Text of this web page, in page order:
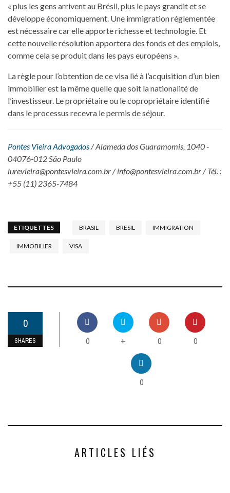
« plus les gens arrivent au Brésil, plus le pays grandit et se
développe économiquement. Une immigration réglementée
est nécessaire car elle apporte richesse et technologie. Et
cette nouvelle résolution apportera des fonds et des emplois,
comme cela se produit dans les pays européens ».
La règle pour l’obtention de ce visa lié à l’acquisition d’un bien
immobilier est la même quelle que soit la nationalité de
l’investisseur. Le propriétaire ou le copropriétaire identifié
dans le processus recevra le permis de séjour.
Pontes Vieira Advogados/ Alameda dos Guaramomis, 1040 -
04076-012 São Paulo
iurevieira@pontesvieira.com.br / info@pontesvieira.com.br / Tél. :
+55 (11) 2365-7484
ETIQUETTES BRASIL BRESIL IMMIGRATION
IMMOBILIER VISA
0
SHARES 0 + 0 0
0
ARTICLES LIÉS